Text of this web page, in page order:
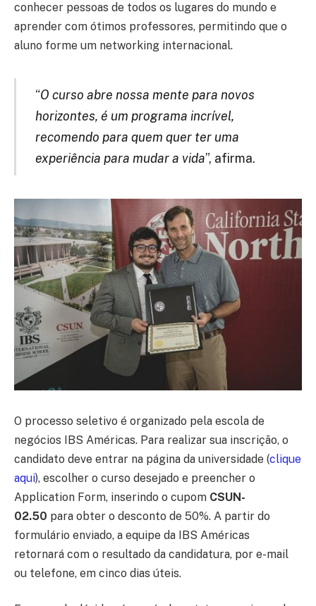
conhecer pessoas de todos os lugares do mundo e
aprender com ótimos professores, permitindo que o
aluno forme um networking internacional.
“O curso abre nossa mente para novos
horizontes, é um programa incrível,
recomendo para quem quer ter uma
experiência para mudar a vida”, afirma.
O processo seletivo é organizado pela escola de
negócios IBS Américas. Para realizar sua inscrição, o
candidato deve entrar na página da universidade (clique
aqui), escolher o curso desejado e preencher o
Application Form, inserindo o cupom CSUN-
02.50 para obter o desconto de 50%. A partir do
formulário enviado, a equipe da IBS Américas
retornará com o resultado da candidatura, por e-mail
ou telefone, em cinco dias úteis.